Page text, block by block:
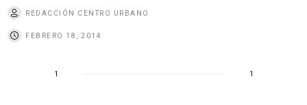
REDACCIÓN CENTRO URBANO
FEBRERO 18, 2014
1 1